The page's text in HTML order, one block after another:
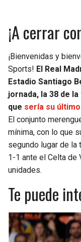
¡A cerrar
¡Bienvenidas y
Sports! El Real
Estadio Santiago
jornada, la 38 de
que sería su
El conjunto
mínima, con lo que
segundo lugar de la
1-1 ante el Celta de
unidades.
Te puede